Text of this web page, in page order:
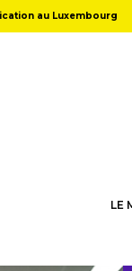
au Luxembourg
LE